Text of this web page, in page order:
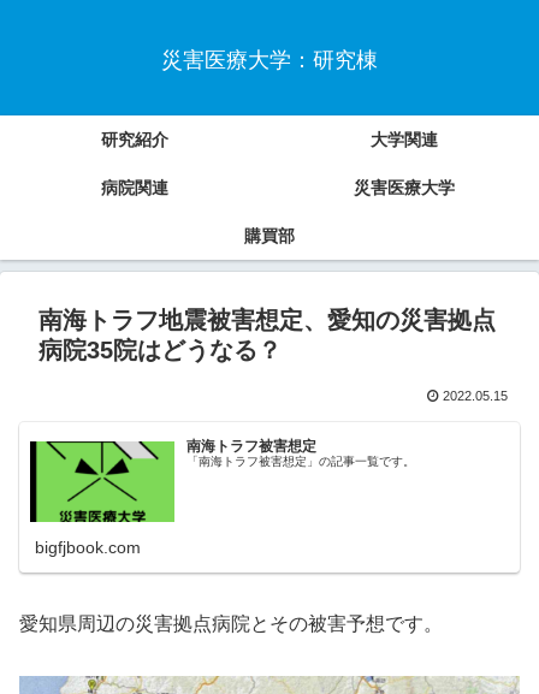
災害医療大学：研究棟
研究紹介 大学関連
病院関連 災害医療大学
購買部
南海トラフ地震被害想定、愛知の災害拠点
病院35院はどうなる？
2022.05.15
南海トラフ被害想定
「南海トラフ被害想定」の記事一覧です。
bigfjbook.com
愛知県周辺の災害拠点病院とその被害予想です。